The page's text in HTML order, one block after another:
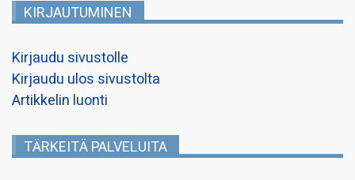
KIRJAUTUMINEN
Kirjaudu sivustolle
Kirjaudu ulos sivustolta
Artikkelin luonti
TÄRKEITÄ PALVELUITA